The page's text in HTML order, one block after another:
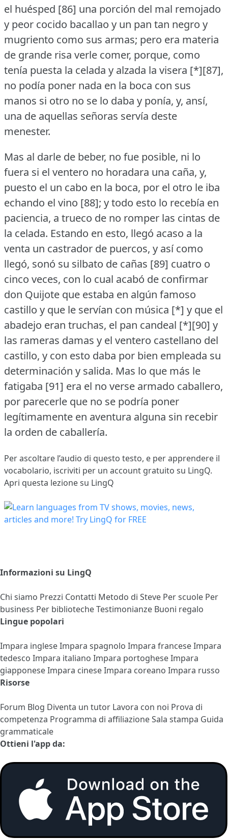
el huésped [86] una porción del mal remojado
y peor cocido bacallao y un pan tan negro y
mugriento como sus armas; pero era materia
de grande risa verle comer, porque, como
tenía puesta la celada y alzada la visera [*][87],
no podía poner nada en la boca con sus
manos si otro no se lo daba y ponía, y, ansí,
una de aquellas señoras servía deste
menester.
Mas al darle de beber, no fue posible, ni lo
fuera si el ventero no horadara una caña, y,
puesto el un cabo en la boca, por el otro le iba
echando el vino [88]; y todo esto lo recebía en
paciencia, a trueco de no romper las cintas de
la celada. Estando en esto, llegó acaso a la
venta un castrador de puercos, y así como
llegó, sonó su silbato de cañas [89] cuatro o
cinco veces, con lo cual acabó de confirmar
don Quijote que estaba en algún famoso
castillo y que le servían con música [*] y que el
abadejo eran truchas, el pan candeal [*][90] y
las rameras damas y el ventero castellano del
castillo, y con esto daba por bien empleada su
determinación y salida. Mas lo que más le
fatigaba [91] era el no verse armado caballero,
por parecerle que no se podría poner
legítimamente en aventura alguna sin recebir
la orden de caballería.
Per ascoltare l’audio di questo testo, e per apprendere il
vocabolario, iscriviti per un account gratuito su LingQ.
Apri questa lezione su LingQ
Informazioni su LingQ
Chi siamo Prezzi Contatti Metodo di Steve Per scuole Per
business Per bibliotecheTestimonianze Buoni regalo
Lingue popolari
Impara ingleseImpara spagnolo Impara franceseImpara
tedesco Impara italiano Impara portogheseImpara
giapponeseImpara cineseImpara coreano Impara russo
Risorse
Forum Blog Diventa un tutor Lavora con noi Prova di
competenza Programma di affiliazioneSala stampa Guida
grammaticale
Ottieni l'app da: